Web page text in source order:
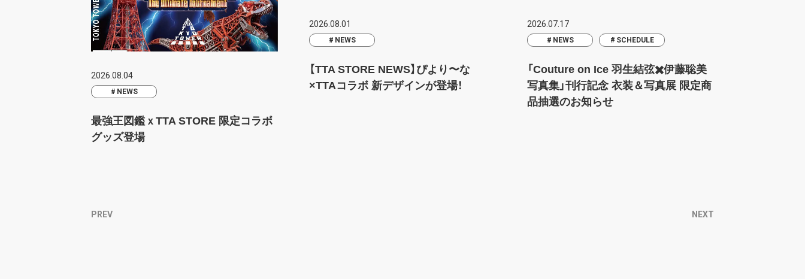
2026.08.04
NEWS
最強王図鑑ｘTTA STORE 限定コラボ
グッズ登場
2026.08.01
NEWS
【TTA STORE NEWS】ぴより〜な
×TTAコラボ 新デザインが登場！
2026.07.17
NEWS SCHEDULE
「Couture on Ice 羽生結弦✖️伊藤聡美
写真集」刊行記念 衣装＆写真展 限定商
品抽選のお知らせ
PREV NEXT